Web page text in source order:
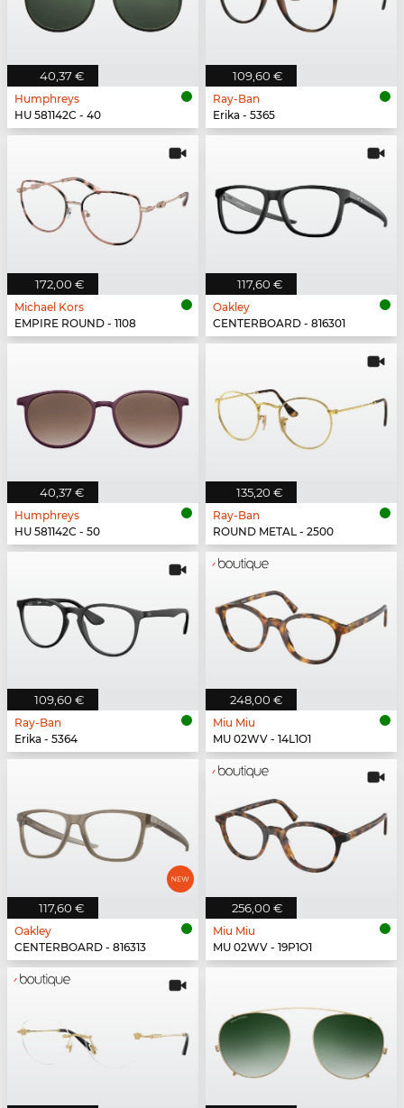
40,37 €
Humphreys
HU 581142C - 40
109,60 €
Ray-Ban
Erika - 5365
172,00 €
Michael Kors
EMPIRE ROUND - 1108
117,60 €
Oakley
CENTERBOARD - 816301
40,37 €
Humphreys
HU 581142C - 50
135,20 €
Ray-Ban
ROUND METAL - 2500
109,60 €
Ray-Ban
Erika - 5364
248,00 €
Miu Miu
MU 02WV - 14L1O1
117,60 €
Oakley
CENTERBOARD - 816313
256,00 €
Miu Miu
MU 02WV - 19P1O1